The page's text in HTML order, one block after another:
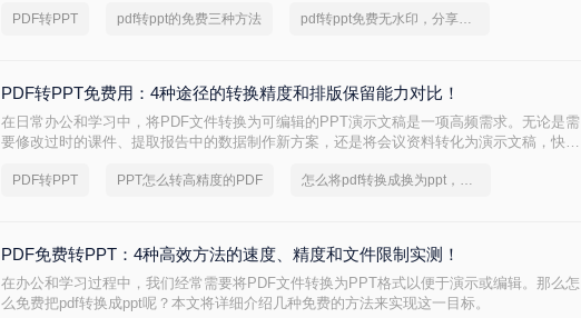
PDF转PPT pdf转ppt的免费三种方法 pdf转ppt免费无水印，分享一种简单的方法
PDF转PPT免费用：4种途径的转换精度和排版保留能力对比！
在日常办公和学习中，将PDF文件转换为可编辑的PPT演示文稿是一项高频需求。无论是需
要修改过时的课件、提取报告中的数据制作新方案，还是将会议资料转化为演示文稿，快速
PDF转PPT PPT怎么转高精度的PDF 怎么将pdf转换成换为ppt，分享一种简单的方法
PDF免费转PPT：4种高效方法的速度、精度和文件限制实测！
在办公和学习过程中，我们经常需要将PDF文件转换为PPT格式以便于演示或编辑。那么怎
么免费把pdf转换成ppt呢？本文将详细介绍几种免费的方法来实现这一目标。